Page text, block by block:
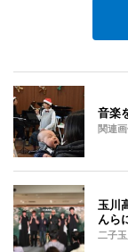
音楽
関連
玉川
んら
二子